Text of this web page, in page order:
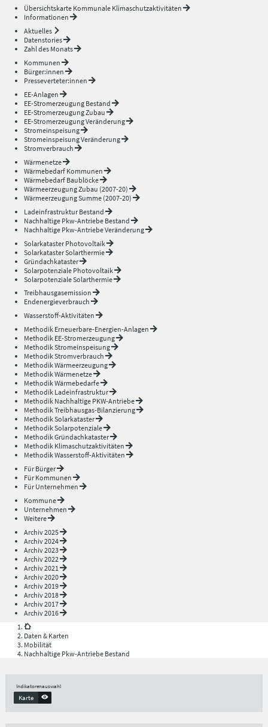
Übersichtskarte Kommunale Klimaschutzaktivitäten
Informationen
Aktuelles
Datenstories
Zahl des Monats
Kommunen
Bürger:innen
Presseverteter:innen
EE-Anlagen
EE-Stromerzeugung Bestand
EE-Stromerzeugung Zubau
EE-Stromerzeugung Veränderung
Stromeinspeisung
Stromeinspeisung Veränderung
Stromverbrauch
Wärmenetze
Wärmebedarf Kommunen
Wärmebedarf Baublöcke
Wärmeerzeugung Zubau (2007-20)
Wärmeerzeugung Summe (2007-20)
Ladeinfrastruktur Bestand
Nachhaltige Pkw-Antriebe Bestand
Nachhaltige Pkw-Antriebe Veränderung
Solarkataster Photovoltaik
Solarkataster Solarthermie
Gründachkataster
Solarpotenziale Photovoltaik
Solarpotenziale Solarthermie
Treibhausgasemission
Endenergieverbrauch
Wasserstoff-Aktivitäten
Methodik Erneuerbare-Energien-Anlagen
Methodik EE-Stromerzeugung
Methodik Stromeinspeisung
Methodik Stromverbrauch
Methodik Wärmeerzeugung
Methodik Wärmenetze
Methodik Wärmebedarfe
Methodik Ladeinfrastruktur
Methodik Nachhaltige PKW-Antriebe
Methodik Treibhausgas-Bilanzierung
Methodik Solarkataster
Methodik Solarpotenziale
Methodik Gründachkataster
Methodik Klimaschutzaktivitäten
Methodik Wasserstoff-Aktivitäten
Für Bürger
Für Kommunen
Für Unternehmen
Kommune
Unternehmen
Weitere
Archiv 2025
Archiv 2024
Archiv 2023
Archiv 2022
Archiv 2021
Archiv 2020
Archiv 2019
Archiv 2018
Archiv 2017
Archiv 2016
Daten & Karten
Mobilität
Nachhaltige Pkw-Antriebe Bestand
Indikatorenauswahl
Karte